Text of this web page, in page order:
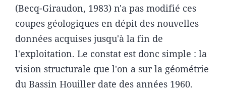
(Becq-Giraudon, 1983) n'a pas modifié ces
coupes géologiques en dépit des nouvelles
données acquises jusqu'à la fin de
l'exploitation. Le constat est donc simple : la
vision structurale que l'on a sur la géométrie
du Bassin Houiller date des années 1960.